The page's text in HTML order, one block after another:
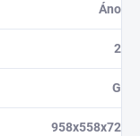
Áno
2
G
958x558x72